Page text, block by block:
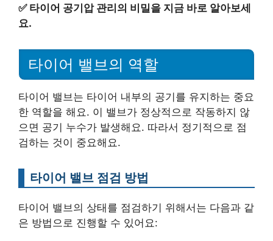
✅ 타이어 공기압 관리의 비밀을 지금 바로 알아보세
요.
타이어 밸브의 역할
타이어 밸브는 타이어 내부의 공기를 유지하는 중요
한 역할을 해요. 이 밸브가 정상적으로 작동하지 않
으면 공기 누수가 발생해요. 따라서 정기적으로 점
검하는 것이 중요해요.
타이어 밸브 점검 방법
타이어 밸브의 상태를 점검하기 위해서는 다음과 같
은 방법으로 진행할 수 있어요: